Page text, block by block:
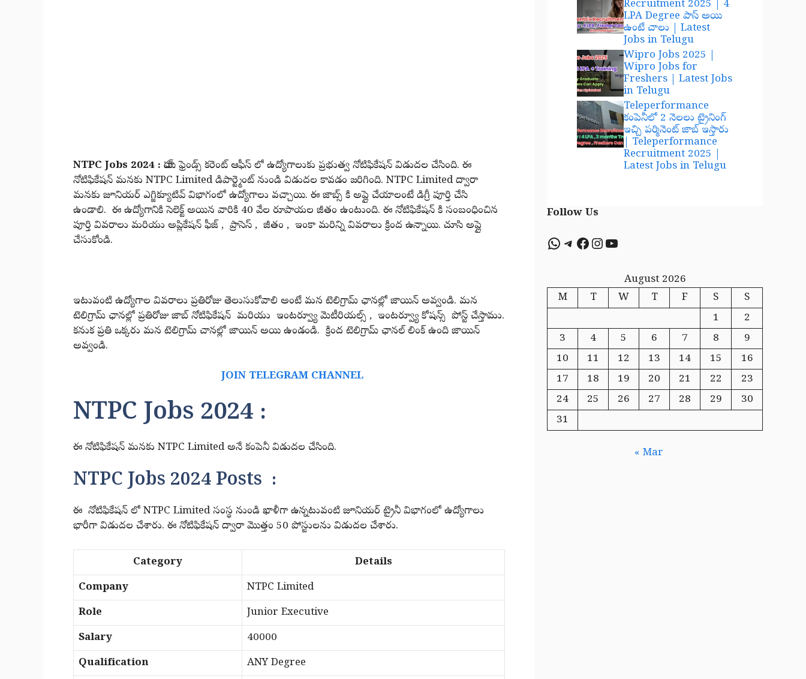
NTPC Jobs 2024 : హాయ్ ఫ్రెండ్స్ కరెంట్ ఆఫీస్ లో ఉద్యోగాలుకు ప్రభుత్వ నోటిఫికేషన్ విడుదల చేసింది. ఈ
నోటిఫికేషన్ మనకు NTPC Limited డిపార్ట్మెంట్ నుండి విడుదల కావడం జరిగింది. NTPC Limited ద్వారా
మనకు జూనియర్ ఎగ్జిక్యూటివ్ విభాగంలో ఉద్యోగాలు వచ్చాయి. ఈ జాబ్స్ కి అప్లై చేయాలంటే డిగ్రీ పూర్తి చేసి
ఉండాలి. ఈ ఉద్యోగానికి సెలెక్ట్ అయిన వారికి 40 వేల రూపాయల జీతం ఉంటుంది. ఈ నోటిఫికేషన్ కి సంబంధించిన
పూర్తి వివరాలు మరియు అప్లికేషన్ ఫీజ్ , ప్రాసెస్ , జీతం , ఇంకా మరిన్ని వివరాలు క్రింద ఉన్నాయి. చూసి అప్లై
చేసుకోండి.
ఇటువంటి ఉద్యోగాల వివరాలు ప్రతిరోజు తెలుసుకోవాలి అంటే మన టెలిగ్రామ్ ఛానల్లో జాయిన్ అవ్వండి. మన
టెలిగ్రామ్ ఛానల్లో ప్రతిరోజు జాబ్ నోటిఫికేషన్ మరియు ఇంటర్వ్యూ మెటీరియల్స్ , ఇంటర్వ్యూ కోషన్స్ పోస్ట్ చేస్తాము.
కనుక ప్రతి ఒక్కరు మన టెలిగ్రామ్ చానల్లో జాయిన్ అయి ఉండండి. క్రింద టెలిగ్రామ్ ఛానల్ లింక్ ఉంది జాయిన్
అవ్వండి.
JOIN TELEGRAM CHANNEL
NTPC Jobs 2024 :
ఈ నోటిఫికేషన్ మనకు NTPC Limited అనే కంపెనీ విడుదల చేసింది.
NTPC Jobs 2024 Posts :
ఈ నోటిఫికేషన్ లో NTPC Limited సంస్థ నుండి ఖాళీగా ఉన్నటువంటి జూనియర్ ట్రైనీ విభాగంలో ఉద్యోగాలు
భారీగా విడుదల చేశారు. ఈ నోటిఫికేషన్ ద్వారా మొత్తం 50 పోస్టులను విడుదల చేశారు.
Category
Details
Company
NTPC Limited
Role
Junior Executive
Salary
40000
Qualification
ANY Degree
Recruitment 2025 | 4
LPA Degree పాస్ అయి
ఉంటే చాలు | Latest
Jobs in Telugu
Wipro Jobs 2025 |
Wipro Jobs for
Freshers | Latest Jobs
in Telugu
Teleperformance
కంపెనీలో 2 నెలలు ట్రైనింగ్
ఇచ్చి పర్మినెంట్ జాబ్ ఇస్తారు
| Teleperformance
Recruitment 2025 |
Latest Jobs in Telugu
Follow Us
WhatsApp
Telegram
Facebook
Instagram
YouTube
August 2026
M
T W T F S
S
1
2
3
4 5 6 7 8
9
10
11 12 13 14 15
16
17
18 19 20 21 22
23
24
25 26 27 28 29
30
31
« Mar